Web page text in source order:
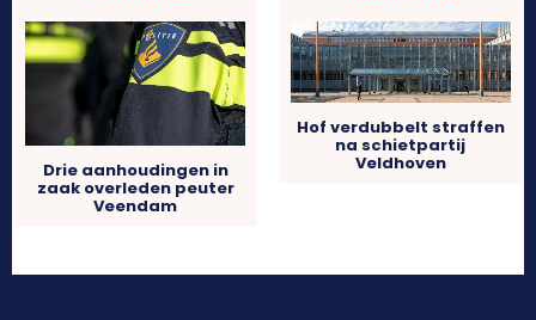
Drie aanhoudingen in
zaak overleden peuter
Veendam
Hof verdubbelt straffen
na schietpartij
Veldhoven